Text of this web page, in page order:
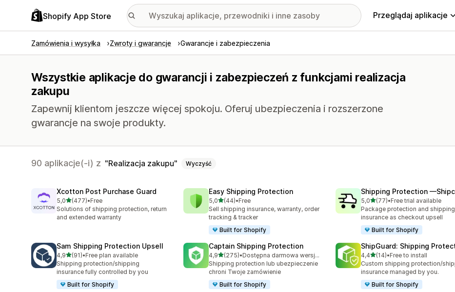
Shopify App Store Przeglądaj aplikacje
Zamówienia i wysyłka Zwroty i gwarancje Gwarancje i zabezpieczenia
Wszystkie aplikacje do gwarancji i zabezpieczeń z funkcjami realizacja
zakupu
Zapewnij klientom jeszcze więcej spokoju. Oferuj ubezpieczenia i rozszerzone
gwarancje na swoje produkty.
90 aplikacje(-i) z Realizacja zakupu Wyczyść
Xcotton Post Purchase Guard
5,0na 5 gwiazdek
(477)
Łączna liczba recenzji: 477
•Free
Solutions of shipping protection, return
and extended warranty
Easy Shipping Protection
5,0na 5 gwiazdek
(44)
Łączna liczba recenzji: 44
•Free
Sell shipping insurance, warranty, order
tracking & tracker
Built for Shopify
Shipping Protection
5,0na 5 gwiazdek
(77)
Łączna liczba recenzji: 77
•Free trial available
Package protection and shipping
insurance as checkout upsell
Built for Shopify
Sam Shipping Protection Upsell
4,9na 5 gwiazdek
(91)
Łączna liczba recenzji: 91
•Free plan available
Shipping protection/shipping
insurance fully controlled by you
Built for Shopify
Captain Shipping Protection
4,9na 5 gwiazdek
(275)
Łączna liczba recenzji: 275
•
Dostępna darmowa wersja próbna
Shipping protection lub ubezpieczenie
chroni Twoje zamówienie
Built for Shopify
ShipGuard: Shipping
4,4na 5 gwiazdek
(14)
Łączna liczba recenzji: 14
•Free to install
Custom shipping protection/
insurance managed by you.
Built for Shopify